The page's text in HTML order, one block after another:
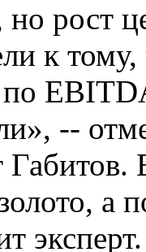
но рост
к тому,
по
--
а
эксперт.